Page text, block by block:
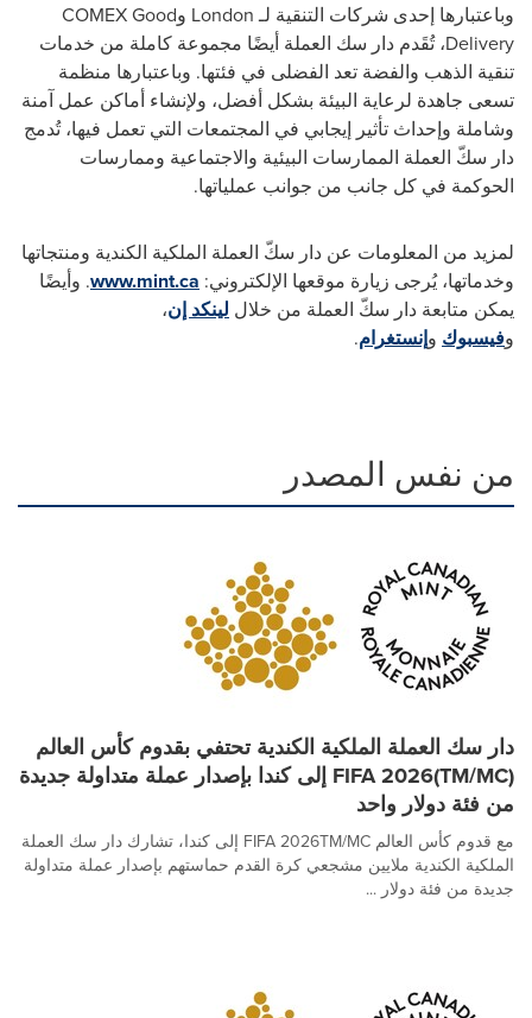
وباعتبارها إحدى شركات التنقية لـLondon وCOMEX Good
Delivery، تُقَدم دار سك العملة أيضًا مجموعة كاملة من خدمات
تنقية الذهب والفضة تعد الفضلى في فئتها. وباعتبارها منظمة
تسعى جاهدة لرعاية البيئة بشكل أفضل، ولإنشاء أماكن عمل آمنة
وشاملة وإحداث تأثير إيجابي في المجتمعات التي تعمل فيها، تُدمج
دار سكّ العملة الممارسات البيئية والاجتماعية وممارسات
الحوكمة في كل جانب من جوانب عملياتها.
لمزيد من المعلومات عن دار سكّ العملة الملكية الكندية ومنتجاتها
وخدماتها، يُرجى زيارة موقعها الإلكتروني: www.mint.ca
‏. وأيضًا
يمكن متابعة دار سكّ العملة من خلال لينكد إن،
وفيسبوك وإنستغرام.
من نفس المصدر
دار سك العملة الملكية الكندية تحتفي بقدوم كأس العالم
FIFA 2026(TM/MC) إلى كندا بإصدار عملة متداولة جديدة
من فئة دولار واحد
مع قدوم كأس العالم FIFA 2026TM/MC إلى كندا، تشارك دار سك العملة
الملكية الكندية ملايين مشجعي كرة القدم حماستهم بإصدار عملة متداولة
جديدة من فئة دولار ...